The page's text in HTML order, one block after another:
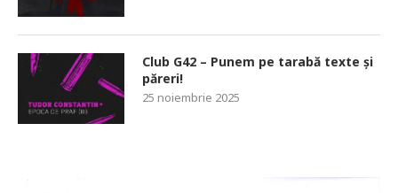
Club G42 – Punem pe tarabă texte și
păreri!
25 noiembrie 2025